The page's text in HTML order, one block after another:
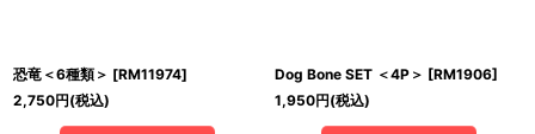
恐竜＜6種類＞ [RM11974]
2,750円(税込)
Dog Bone SET ＜4P＞ [RM1906]
1,950円(税込)